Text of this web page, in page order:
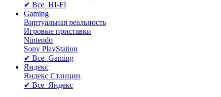
✔ Все HI-FI
Gaming
Виртуальная реальность
Игровые приставки
Nintendo
Sony PlayStation
✔ Все Gaming
Яндекс
Яндекс Станции
✔ Все Яндекс